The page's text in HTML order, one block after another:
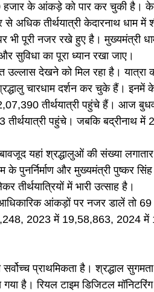
हजार के आंकड़े को पार कर चुकी है।
अधिक तीर्थयात्री केदारनाथ धाम में
पूरी नजर रखे हुए है। मुख्यमंत्री
सुविधा का पूरा ध्यान रखा जाए।
उल्लास देखने को मिल रहा है।
चारधाम दर्शन कर चुके हैं। इनमें
तीर्थयात्री पहुंचे हैं। आज
तीर्थयात्री पहुंचे। जबकि बद्रीनाथ
यहां श्रद्धालुओं की संख्या लगातार
पुनर्निर्माण और मुख्यमंत्री पुष्कर
तीर्थयात्रियों में भारी उत्साह है।
आंकड़ों पर नजर डालें तो
2023 में 19,58,863, 2024
सर्वोच्च प्राथमिकता है। श्रद्धाल
है। रियल टाइम डिजिटल